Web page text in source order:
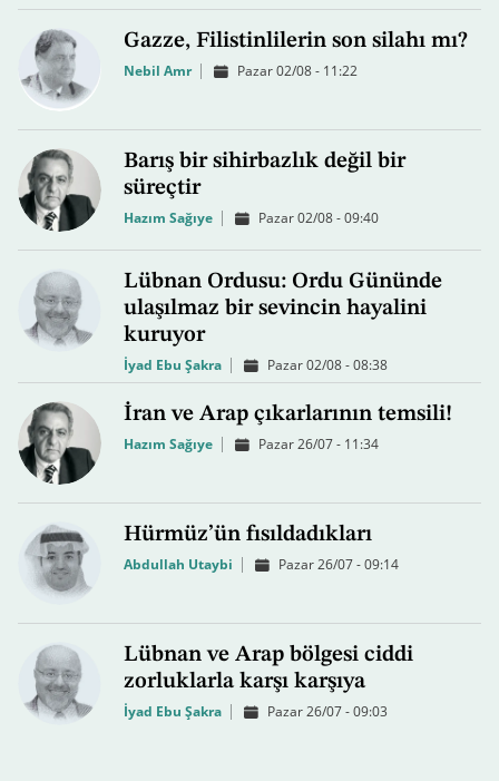
Gazze, Filistinlilerin son silahı mı?
Nebil Amr Pazar 02/08 - 11:22
Barış bir sihirbazlık değil bir
süreçtir
Hazım Sağıye Pazar 02/08 - 09:40
Lübnan Ordusu: Ordu Gününde
ulaşılmaz bir sevincin hayalini
kuruyor
İyad Ebu Şakra Pazar 02/08 - 08:38
İran ve Arap çıkarlarının temsili!
Hazım Sağıye Pazar 26/07 - 11:34
Hürmüz’ün fısıldadıkları
Abdullah Utaybi Pazar 26/07 - 09:14
Lübnan ve Arap bölgesi ciddi
zorluklarla karşı karşıya
İyad Ebu Şakra Pazar 26/07 - 09:03